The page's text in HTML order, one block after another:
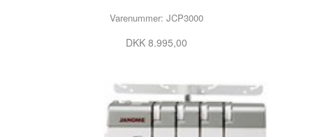
Varenummer: JCP3000
DKK 8.995,00